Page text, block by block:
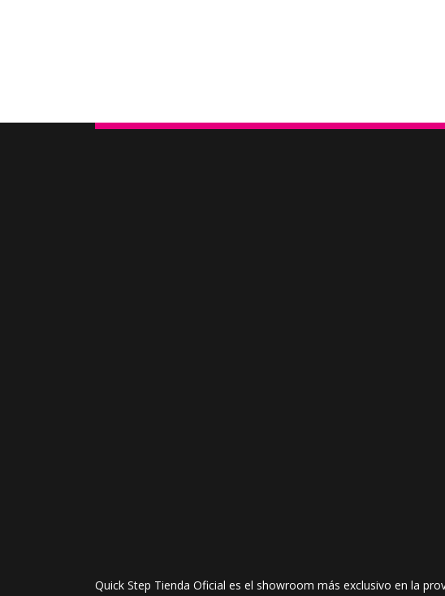
Quick Step Tienda Oficial es el showroom más exclusivo en la